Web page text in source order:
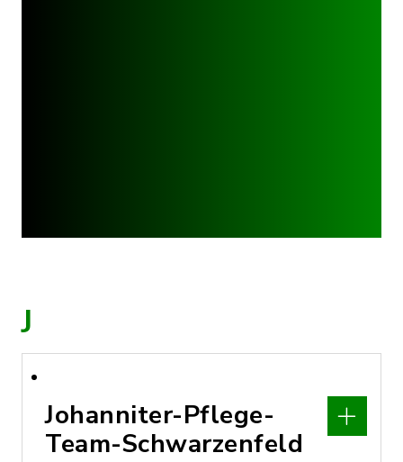
J
Johanniter-Pflege-
Team-Schwarzenfeld